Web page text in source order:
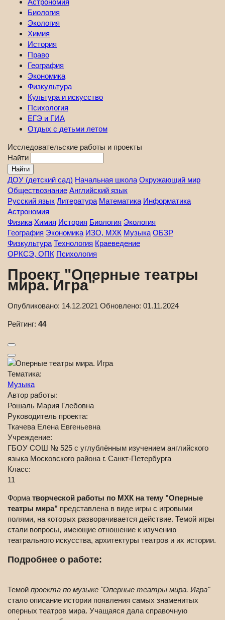
Астрономия
Биология
Экология
Химия
История
Право
География
Экономика
Физкультура
Культура и искусство
Психология
ЕГЭ и ГИА
Отдых с детьми летом
Исследовательские работы и проекты
Найти
ДОУ (детский сад) Начальная школа Окружающий мир
Обществознание Английский язык
Русский язык Литература Математика Информатика
Астрономия
Физика Химия История Биология Экология
География Экономика ИЗО, МХК Музыка ОБЗР
Физкультура Технология Краеведение
ОРКСЭ, ОПК Психология
Проект "Оперные театры
мира. Игра"
Опубликовано: 14.12.2021 Обновлено: 01.11.2024
Рейтинг: 44
Тематика:
Музыка
Автор работы:
Рошаль Мария Глебовна
Руководитель проекта:
Ткачева Елена Евгеньевна
Учреждение:
ГБОУ СОШ № 525 с углублённым изучением английского
языка Московского района г. Санкт-Петербурга
Класс:
11
Форма творческой работы по МХК на тему "Оперные
театры мира" представлена в виде игры с игровыми
полями, на которых разворачивается действие. Темой игры
стали вопросы, имеющие отношение к изучению
театрального искусства, архитектуры театров и их истории.
Подробнее о работе:
Темой проекта по музыке "Оперные театры мира. Игра"
стало описание истории появления самых знаменитых
оперных театров мира. Учащаяся дала справочную